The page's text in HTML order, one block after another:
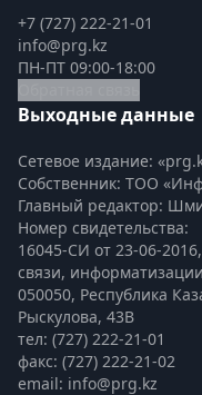
+7 (727) 222-21-01
info@prg.kz
ПН-ПТ 09:00-18:00
Выходные данные
Сетевое издание:
Собственник: ТОО
Главный редактор:
Номер свидетельства:
16045-СИ от 23-06-
связи,
050050, Республика
Рыскулова, 43В
тел: (727) 222-21-01
факс: (727) 222-21-02
email: info@prg.kz